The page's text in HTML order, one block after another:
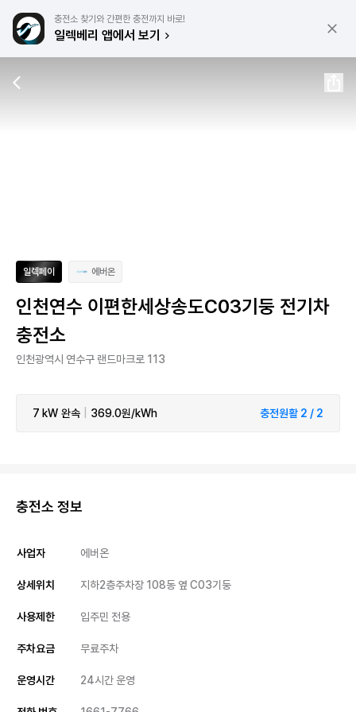
충전소 찾기와 간편한 충전까지 바로!
일렉베리 앱에서 보기
일렉페이 에버온
인천연수 이편한세상송도C03기둥 전기차
충전소
인천광역시 연수구 랜드마크로 113
7 kW 완속 369.0원/kWh 충전원활 2 / 2
충전소 정보
사업자 에버온
상세위치 지하2층주차장 108동 옆 C03기둥
사용제한 입주민 전용
주차요금 무료주차
운영시간 24시간 운영